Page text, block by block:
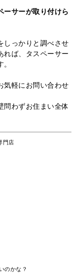
ーサーが取り付けら
しっかりと調べさせ
れば、タスペーサー
気軽にお問い合わせ
問わずお住まい全体
門店
のかな？